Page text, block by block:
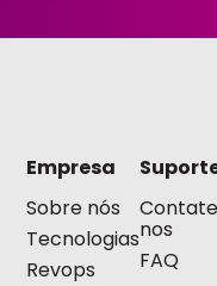
Empresa
Sobre nós
Tecnologias
Revops
nos
FAQ